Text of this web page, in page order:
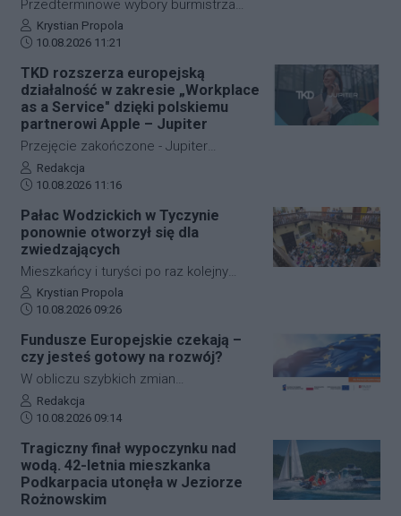
Przedterminowe wybory burmistrza
Tyczyna odbędą się 13 września. Do
Komisarza Wyborczego w Rzeszowie
wpłynęły zawiadomienia o utworzeniu
ośmiu komitetów, które zamierzają
uczestniczyć w wyborach. Cztery z
nich to komitety partii politycznych,
kolejne cztery powstały wokół
lokalnych samorządowców i osób
związanych z gminą. Termin
Wyborcze.
Autor artykułu:
Krystian Propola
Data dodania artykułu:
10.08.2026 11:21
TKD rozszerza europejską
działalność w zakresie „Workplace
as a Service" dzięki polskiemu
partnerowi Apple – Jupiter
Przejęcie zakończone - Jupiter
kontynuuje działalność z
dotychczasowym zarządem,
zespołem, lokalizacją i marką.
Autor artykułu:
Redakcja
Data dodania artykułu:
10.08.2026 11:16
Pałac Wodzickich w Tyczynie
ponownie otworzył się dla
zwiedzających
Mieszkańcy i turyści po raz kolejny
mogli zajrzeć do wnętrz Pałacu
Wodzickich w Tyczynie. W niedzielę, 9
sierpnia, Powiat Rzeszowski
zorganizował wakacyjne zwiedzanie
zabytkowej rezydencji, która od ponad
80 lat związana jest ze sferą lokalnej
oświaty. W programie znalazło się
oprowadzanie po obiekcie, spotkanie
poświęcone akwarelom Napoleona
Ordy oraz prezentacje multimedialne.
Autor artykułu:
Krystian Propola
Data dodania artykułu:
10.08.2026 09:26
Fundusze Europejskie czekają –
czy jesteś gotowy na rozwój?
W obliczu szybkich zmian
technologicznych, zielonej
transformacji i dostępności
systematyczne podnoszenie
kwalifikacji pozwala firmom zwiększać
konkurencyjność oraz sprawniej
reagować na wyzwania.
Autor artykułu:
Redakcja
Data dodania artykułu:
10.08.2026 09:14
Tragiczny finał wypoczynku nad
wodą. 42-letnia mieszkanka
Podkarpacia utonęła w Jeziorze
Rożnowskim